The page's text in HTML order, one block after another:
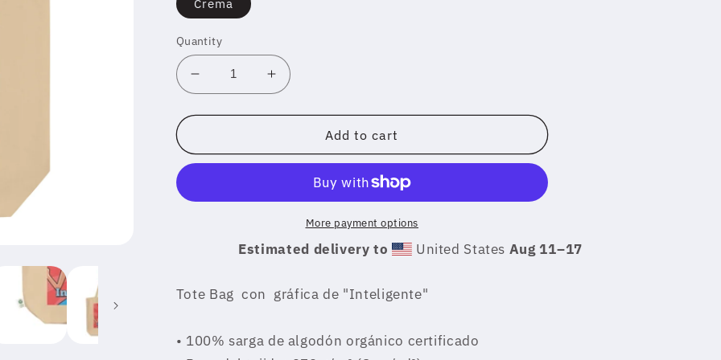
Crema
Quantity
Decrease
quantity
for
&quot;Inteligente&quot;
Increase
quantity
for
&quot;Inteligente&quot;
Add to cart
More payment options
Estimated delivery to United States Aug 11⁠–17
Tote Bag con gráfica de "Inteligente"
• 100% sarga de algodón orgánico certificado